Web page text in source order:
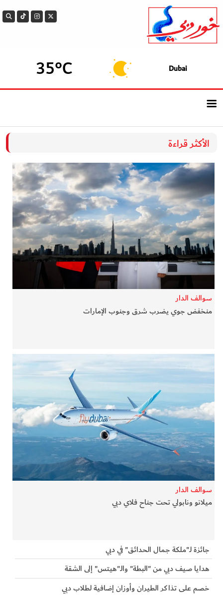
Dubai
35°C
الرئيسيــة
سوالف الدار
بيزنس
في المرمى
وثائقيات الخور
فن وثقافة
كوكب دبي
فيديو
كل الأقسام
أبناء الديرة
الفرجان
تكنولوجيا
من العالم
الأكثر قراءة
سوالف الدار
منخفض جوي يضرب شرق وجنوب الإمارات
سوالف الدار
ميلانو ونابولي تحت جناح فلاي دبي
جائزة لـ"ملكة جمال الحدائق" في دبي
هدايا صيف دبي من "البطة" والـ"هيتس" إلى الشقة
خصم على تذاكر الطيران وأوزان إضافية لطلاب دبي